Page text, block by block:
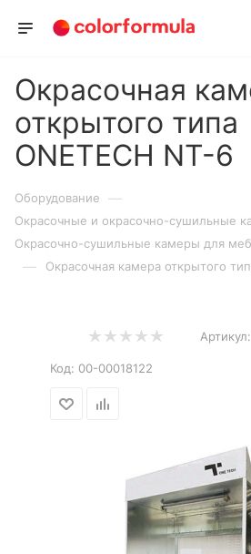
Окрасочная
открытого типа
ONETECH NT-6
Оборудование —
Окрасочные и окрасочно-сушильные
Окрасочно-сушильные камеры для
— Окрасочная камера открытого
Артикул:
Код: 00-00018122